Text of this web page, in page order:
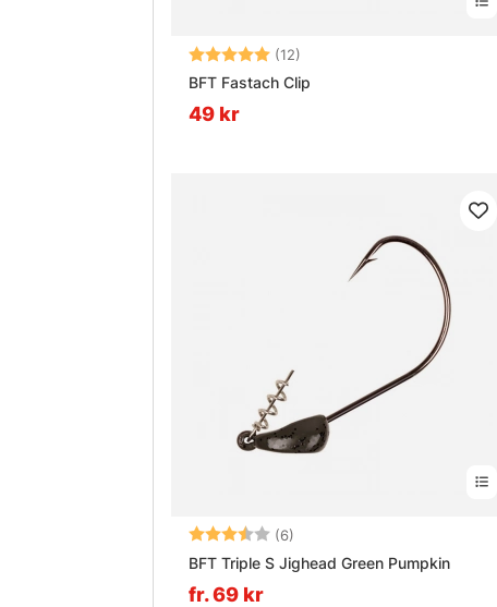
Betyg: (12)
BFT Fastach Clip
49 kr
Betyg: (6)
BFT Triple S Jighead Green Pumpkin
fr. 69 kr